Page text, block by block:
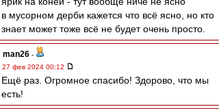
в мусорном дерби кажется что всё ясно, но кто
знает может тоже всё не будет очень просто.
man26 -
27 фев 2024 00:12
Ещё раз. Огромное спасибо! Здорово, что мы
есть!